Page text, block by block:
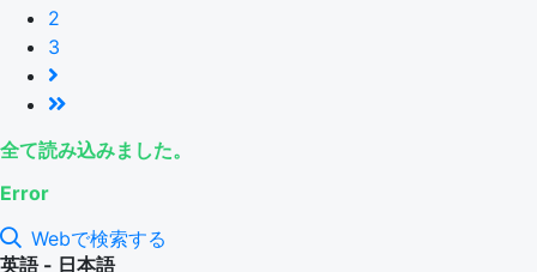
2
3
全て読み込みました。
Error
Webで検索する
英語 - 日本語